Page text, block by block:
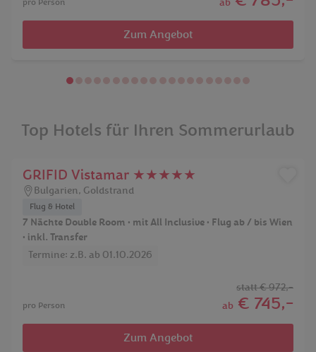
pro Person ab
Zum Angebot
Top Hotels für Ihren Sommerurlaub
GRIFID Vistamar ★★★★★
Bulgarien, Goldstrand
Flug & Hotel
7 Nächte Double Room • mit All Inclusive • Flug ab / bis Wien
• inkl. Transfer
Termine: z.B. ab 01.10.2026
statt€ 972,-
pro Person ab € 745,-
Zum Angebot